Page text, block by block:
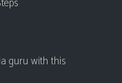
guru with this